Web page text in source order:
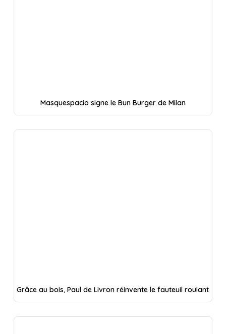
Masquespacio signe le Bun Burger de Milan
Grâce au bois, Paul de Livron réinvente le fauteuil roulant